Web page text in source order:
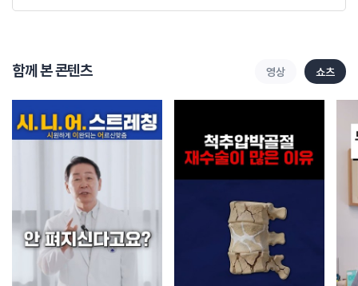
함께 본 콘텐츠 영상 쇼츠